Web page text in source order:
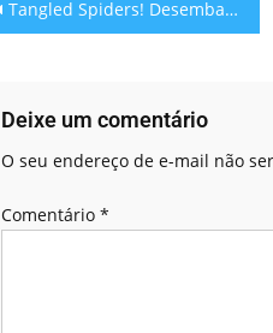
Tangled Spiders! Desembarace as Aranhas
Deixe um comentário
O seu endereço de e-mail não
Comentário *